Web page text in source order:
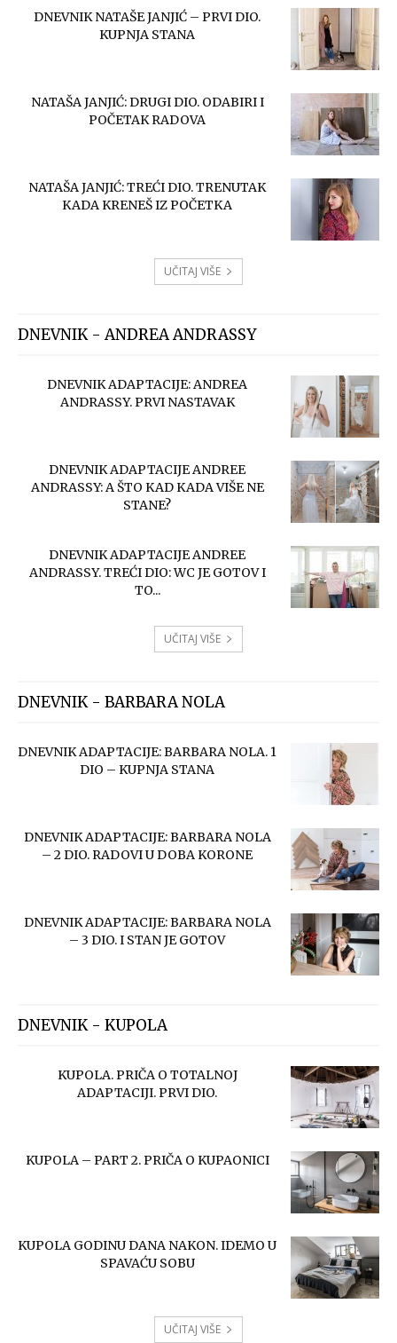
DNEVNIK NATAŠE JANJIĆ – PRVI DIO.
KUPNJA STANA
NATAŠA JANJIĆ: DRUGI DIO. ODABIRI I
POČETAK RADOVA
NATAŠA JANJIĆ: TREĆI DIO. TRENUTAK
KADA KRENEŠ IZ POČETKA
UČITAJ VIŠE
DNEVNIK - ANDREA ANDRASSY
DNEVNIK ADAPTACIJE: ANDREA
ANDRASSY. PRVI NASTAVAK
DNEVNIK ADAPTACIJE ANDREE
ANDRASSY: A ŠTO KAD KADA VIŠE NE
STANE?
DNEVNIK ADAPTACIJE ANDREE
ANDRASSY. TREĆI DIO: WC JE GOTOV I
TO...
UČITAJ VIŠE
DNEVNIK - BARBARA NOLA
DNEVNIK ADAPTACIJE: BARBARA NOLA. 1
DIO – KUPNJA STANA
DNEVNIK ADAPTACIJE: BARBARA NOLA
– 2 DIO. RADOVI U DOBA KORONE
DNEVNIK ADAPTACIJE: BARBARA NOLA
– 3 DIO. I STAN JE GOTOV
DNEVNIK - KUPOLA
KUPOLA. PRIČA O TOTALNOJ
ADAPTACIJI. PRVI DIO.
KUPOLA – PART 2. PRIČA O KUPAONICI
KUPOLA GODINU DANA NAKON. IDEMO U
SPAVAĆU SOBU
UČITAJ VIŠE